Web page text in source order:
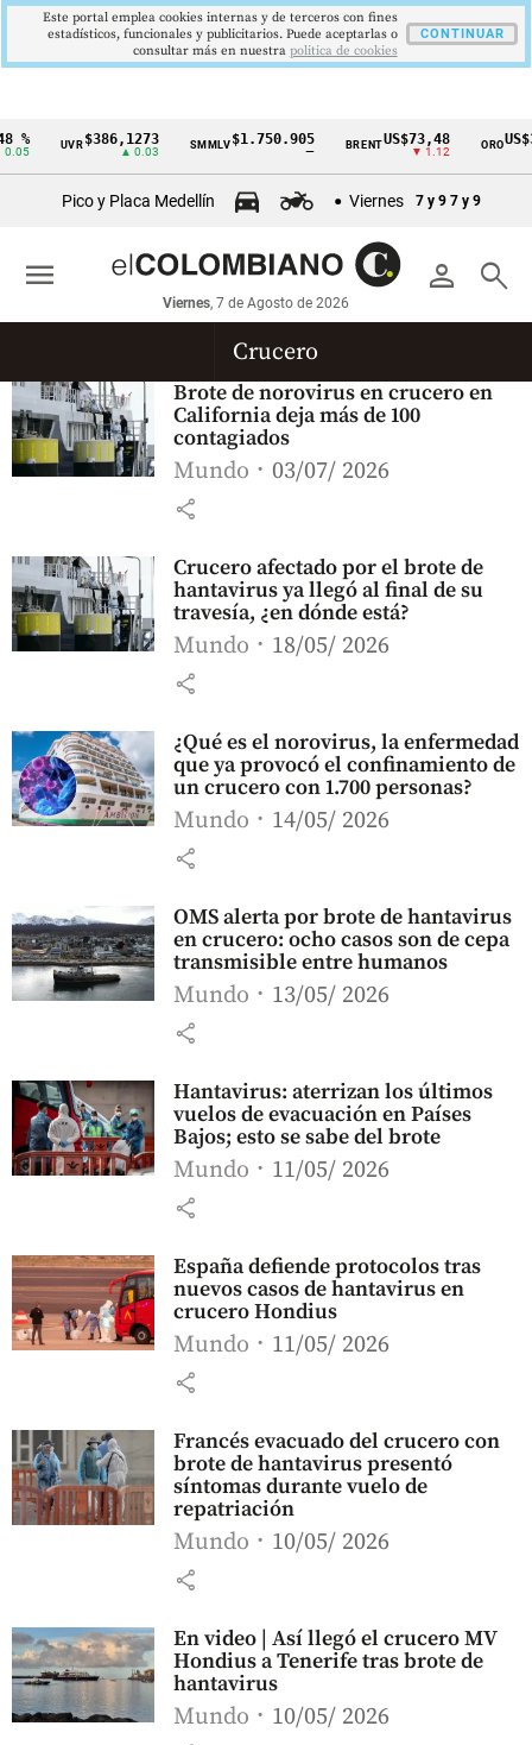
Cintillo
económicos
Colombia
UVR$386,1273
▲ 0.03
SMMLV $1.750.905 BRENTUS$73,48
▼ 1.12
ORO
Pico y Placa Medellín Viernes 7 y 9 7 y 9
person search
Viernes, 7 de Agosto de 2026
menu
Crucero
Brote de norovirus en crucero en
California deja más de 100
contagiados
Mundo 03/07/ 2026
share
Crucero afectado por el brote de
hantavirus ya llegó al final de su
travesía, ¿en dónde está?
Mundo 18/05/ 2026
share
¿Qué es el norovirus, la enfermedad
que ya provocó el confinamiento de
un crucero con 1.700 personas?
Mundo 14/05/ 2026
share
OMS alerta por brote de hantavirus
en crucero: ocho casos son de cepa
transmisible entre humanos
Mundo 13/05/ 2026
share
Hantavirus: aterrizan los últimos
vuelos de evacuación en Países
Bajos; esto se sabe del brote
Mundo 11/05/ 2026
share
España defiende protocolos tras
nuevos casos de hantavirus en
crucero Hondius
Mundo 11/05/ 2026
share
Francés evacuado del crucero con
brote de hantavirus presentó
síntomas durante vuelo de
repatriación
Mundo 10/05/ 2026
share
En video | Así llegó el crucero MV
Hondius a Tenerife tras brote de
hantavirus
Mundo 10/05/ 2026
Este portal emplea cookies internas y de terceros con fines
estadísticos, funcionales y publicitarios. Puede aceptarlas o
consultar más en nuestra politica de cookies
CONTINUAR